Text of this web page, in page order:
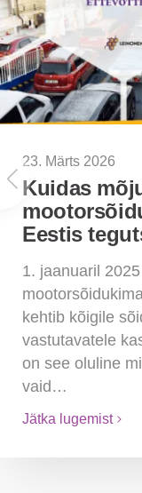
23. Märts 2026
Kuidas
Eestis
1. jaanuaril
kehtib kõigile
vastutavatele
on see oluline
vaid…
Jätka lugemist